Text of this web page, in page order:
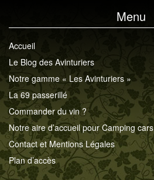
Menu
Accueil
Le Blog des Avinturiers
Notre gamme « Les Avinturiers »
La 69 passerillé
Commander du vin ?
Notre aire d’accueil pour Camping cars
Contact et Mentions Légales
Plan d’accès